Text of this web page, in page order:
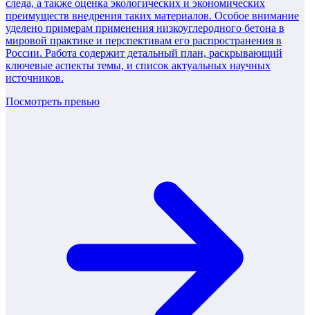
следа, а также оценка экологических и экономических
преимуществ внедрения таких материалов. Особое внимание
уделено примерам применения низкоуглеродного бетона в
мировой практике и перспективам его распространения в
России. Работа содержит детальный план, раскрывающий
ключевые аспекты темы, и список актуальных научных
источников.
Посмотреть превью